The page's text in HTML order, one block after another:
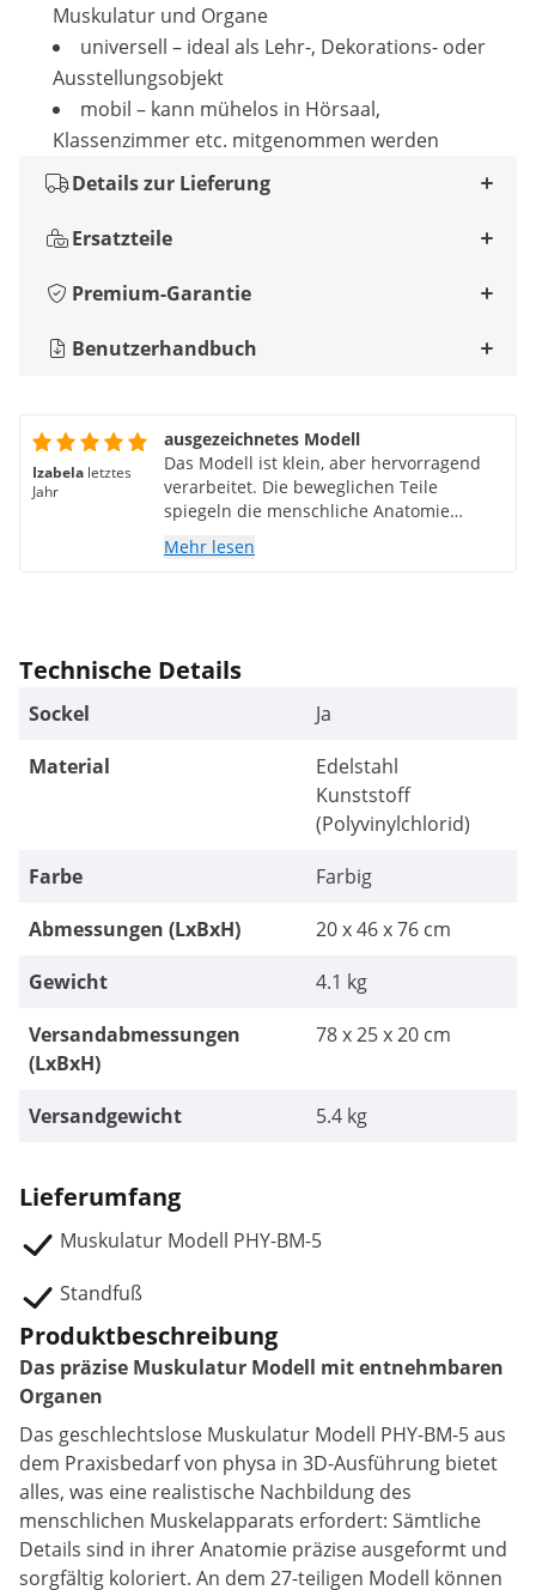
Muskulatur und Organe
universell – ideal als Lehr-, Dekorations- oder
Ausstellungsobjekt
mobil – kann mühelos in Hörsaal,
Klassenzimmer etc. mitgenommen werden
Details zur Lieferung
Ersatzteile
Premium-Garantie
Benutzerhandbuch
Izabela letztes
Jahr
ausgezeichnetes Modell
Das Modell ist klein, aber hervorragend
verarbeitet. Die beweglichen Teile
spiegeln die menschliche Anatomie
perfekt wider. Unsere Zuhörer sind
begeistert und der Wettbewerb um den
Mehr lesen
Technische Details
Sockel
Ja
Material
Edelstahl
Kunststoff
(Polyvinylchlorid)
Farbe
Farbig
Abmessungen (LxBxH)
20 x 46 x 76 cm
Gewicht
4.1 kg
Versandabmessungen
(LxBxH)
78 x 25 x 20 cm
Versandgewicht 5.4 kg
Lieferumfang
Muskulatur Modell PHY-BM-5
Standfuß
Produktbeschreibung
Das präzise Muskulatur Modell mit entnehmbaren
Organen
Das geschlechtslose Muskulatur Modell PHY-BM-5 aus
dem Praxisbedarf von physa in 3D-Ausführung bietet
alles, was eine realistische Nachbildung des
menschlichen Muskelapparats erfordert: Sämtliche
Details sind in ihrer Anatomie präzise ausgeformt und
sorgfältig koloriert. An dem 27-teiligen Modell können